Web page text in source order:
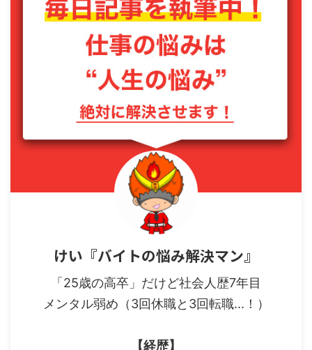
けい『バイトの悩み解決マン』
「25歳の高卒」だけど社会人歴7年目
メンタル弱め（3回休職と3回転職...！）
【経歴】